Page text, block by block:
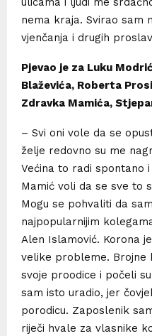
nema kraja. Svirao sam
vjenčanja i drugih
Pjevao je za Luku
Blaževića, Roberta
Zdravka Mamića,
– Svi oni vole da se
želje redovno su me
Većina to radi spontano
Mamić voli da se sve to
Mogu se pohvaliti da
najpopularnijim
Alen Islamović. Korona
velike probleme. Brojne
svoje proodice i počeli
sam isto uradio, jer
porodicu. Zaposlenik
riječi hvale za vlasnike